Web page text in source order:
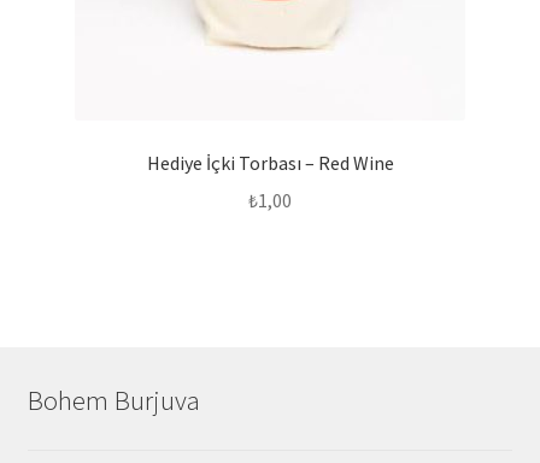
Hediye İçki Torbası – Red Wine
₺1,00
Bohem Burjuva